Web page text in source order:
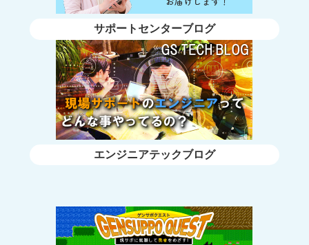
サポートセンターブログ
エンジニアテックブログ